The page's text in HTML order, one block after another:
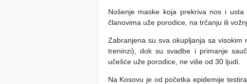
Nošenje maske koja prekriva nos i
članovima uže porodice, na trčanju ili
Zabranjena su sva okupljanja sa
treninzi), dok su svadbe i primanje
učešće uže porodice, ne više od 30 ljudi.
Na Kosovu je od početka epidemije